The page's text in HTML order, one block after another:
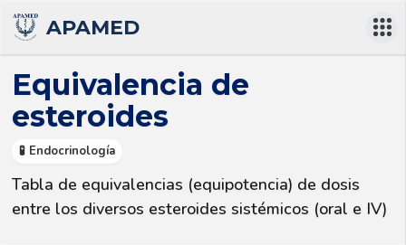
APAMED
Equivalencia de
esteroides
🧪 Endocrinología
Tabla de equivalencias (equipotencia) de dosis
entre los diversos esteroides sistémicos (oral e IV)